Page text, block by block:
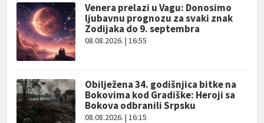
Venera prelazi u Vagu: Donosimo
ljubavnu prognozu za svaki znak
Zodijaka do 9. septembra
08.08.2026. | 16:55
Obilježena 34. godišnjica bitke na
Bokovima kod Gradiške: Heroji sa
Bokova odbranili Srpsku
08.08.2026. | 16:15